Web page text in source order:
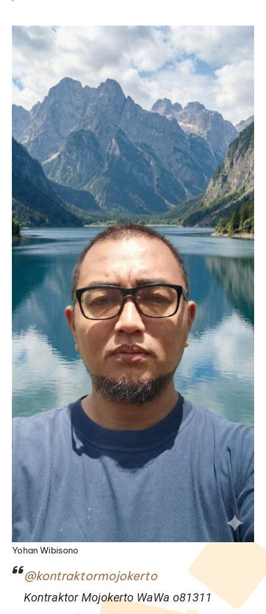
Yohan Wibisono
@kontraktormojokerto
Kontraktor Mojokerto WaWa o81311